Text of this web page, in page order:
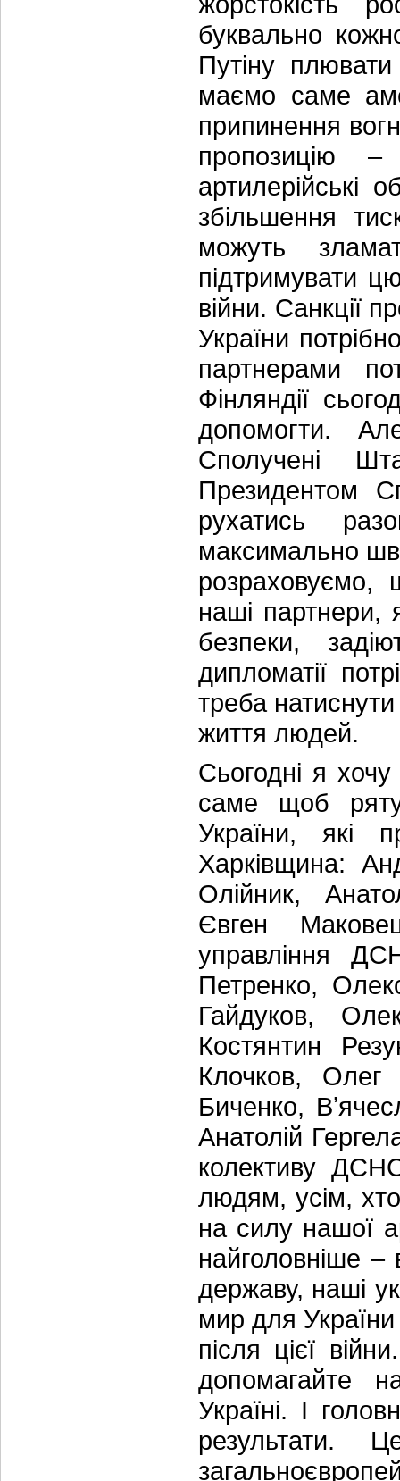
буквально
Путіну
маємо саме
припинення
пропозицію –
артилерійські
збільшення
можуть
підтримувати
війни. Санкції
України
партнерами
Фінляндії
допомогти.
Сполучені
Президентом
рухатись
максимально
розраховуємо,
наші партнери,
безпеки,
дипломатії
треба
життя людей.
Сьогодні я
саме щоб
України, які
Харківщина:
Олійник,
Євген
управління
Петренко,
Гайдуков,
Костянтин
Клочков,
Биченко,
Анатолій
колективу
людям, усім,
на силу нашої
найголовніше –
державу, наші
мир для
після цієї
допомагайте
Україні. І
результати.